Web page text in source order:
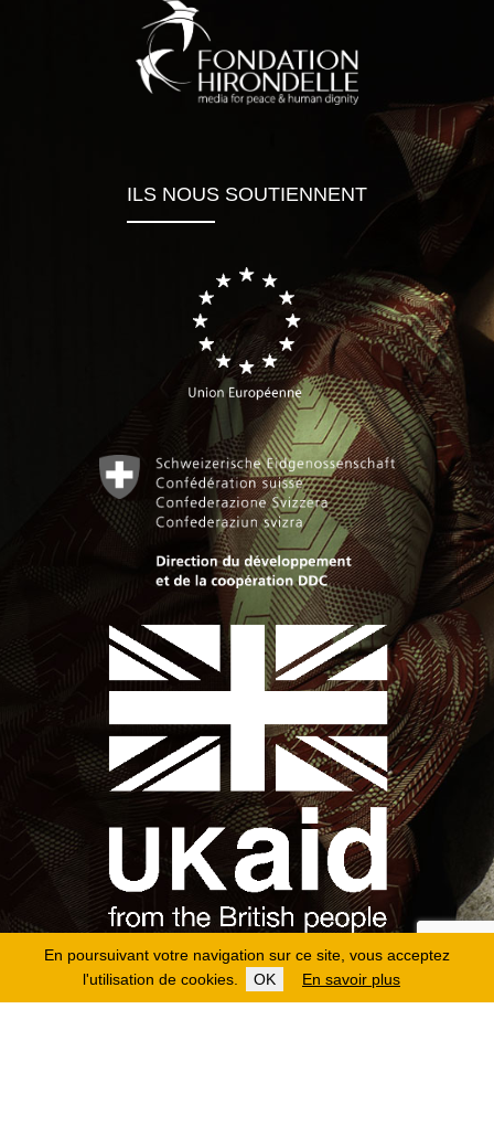
En poursuivant votre navigation sur ce site, vous acceptez
l'utilisation de cookies.
OK En savoir plus
ILS NOUS SOUTIENNENT